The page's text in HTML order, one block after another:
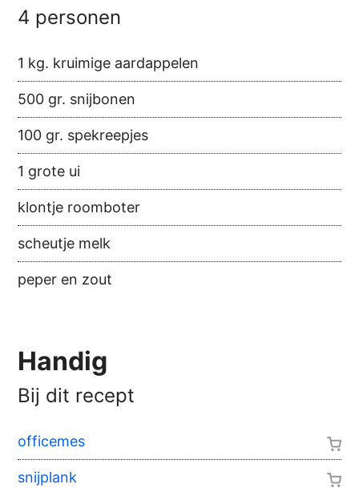
4 personen
1 kg. kruimige aardappelen
500 gr. snijbonen
100 gr. spekreepjes
1 grote ui
klontje roomboter
scheutje melk
peper en zout
Handig
Bij dit recept
officemes
snijplank